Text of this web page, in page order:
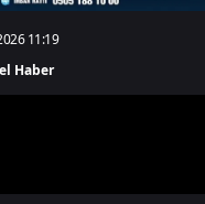
11:19
Haber